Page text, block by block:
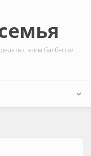
с этим балбесом.